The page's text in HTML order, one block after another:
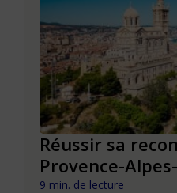
Réussir sa
Provence-
9 min. de lecture